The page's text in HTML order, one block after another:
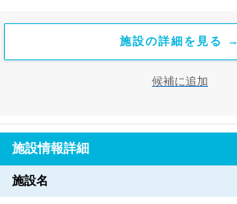
施設の詳細を見る →
候補に追加
施設情報詳細
施設名